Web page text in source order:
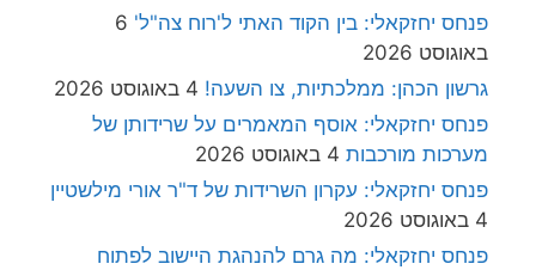
פנחס יחזקאלי: בין הקוד האתי ל'רוח צה"ל' 6
באוגוסט 2026
גרשון הכהן: ממלכתיות, צו השעה! 4 באוגוסט 2026
פנחס יחזקאלי: אוסף המאמרים על שרידותן של
מערכות מורכבות 4 באוגוסט 2026
פנחס יחזקאלי: עקרון השרידות של ד"ר אורי מילשטיין
4 באוגוסט 2026
פנחס יחזקאלי: מה גרם להנהגת היישוב לפתוח